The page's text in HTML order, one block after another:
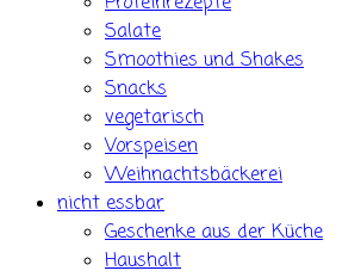
Salate
Smoothies und Shakes
Snacks
vegetarisch
Vorspeisen
Weihnachtsbäckerei
nicht essbar
Geschenke aus der Küche
Haushalt